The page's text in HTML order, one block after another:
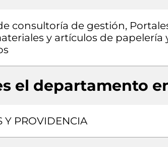
consultoría de gestión,
y artículos de
el departamento
Y PROVIDENCIA